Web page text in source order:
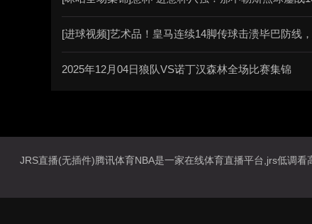
[进球视频]艺术品！皇马连续14脚传球击溃毕巴防线
2025年12月04日狼队VS诺丁汉森林全场比赛集锦
JRS直播(无插件)腾讯体育NBA是一家在线体育直播平台,jrs低调